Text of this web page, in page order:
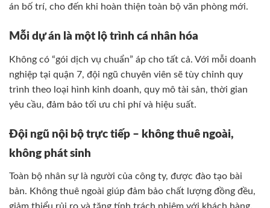
án bố trí, cho đến khi hoàn thiện toàn bộ văn phòng mới.
Mỗi dự án là một lộ trình cá nhân hóa
Không có “gói dịch vụ chuẩn” áp cho tất cả. Với mỗi doanh
nghiệp tại quận 7, đội ngũ chuyên viên sẽ tùy chỉnh quy
trình theo loại hình kinh doanh, quy mô tài sản, thời gian
yêu cầu, đảm bảo tối ưu chi phí và hiệu suất.
Đội ngũ nội bộ trực tiếp – không thuê ngoài,
không phát sinh
Toàn bộ nhân sự là người của công ty, được đào tạo bài
bản. Không thuê ngoài giúp đảm bảo chất lượng đồng đều,